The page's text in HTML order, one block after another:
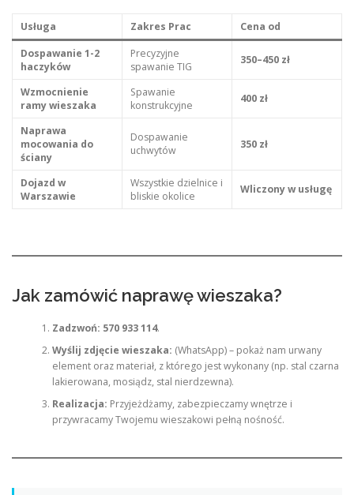
Usługa Zakres Prac
Cena od
Dospawanie 1-2
haczyków
Precyzyjne
spawanie TIG
350–450 zł
Wzmocnienie
ramy wieszaka
Spawanie
konstrukcyjne
400 zł
Naprawa
mocowania do
ściany
Dospawanie
uchwytów
350 zł
Dojazd w
Warszawie
Wszystkie dzielnice i
bliskie okolice
Wliczony w usługę
Jak zamówić naprawę wieszaka?
Zadzwoń: 570 933 114.
Wyślij zdjęcie wieszaka: (WhatsApp) – pokaż nam urwany
element oraz materiał, z którego jest wykonany (np. stal czarna
lakierowana, mosiądz, stal nierdzewna).
Realizacja: Przyjeżdżamy, zabezpieczamy wnętrze i
przywracamy Twojemu wieszakowi pełną nośność.